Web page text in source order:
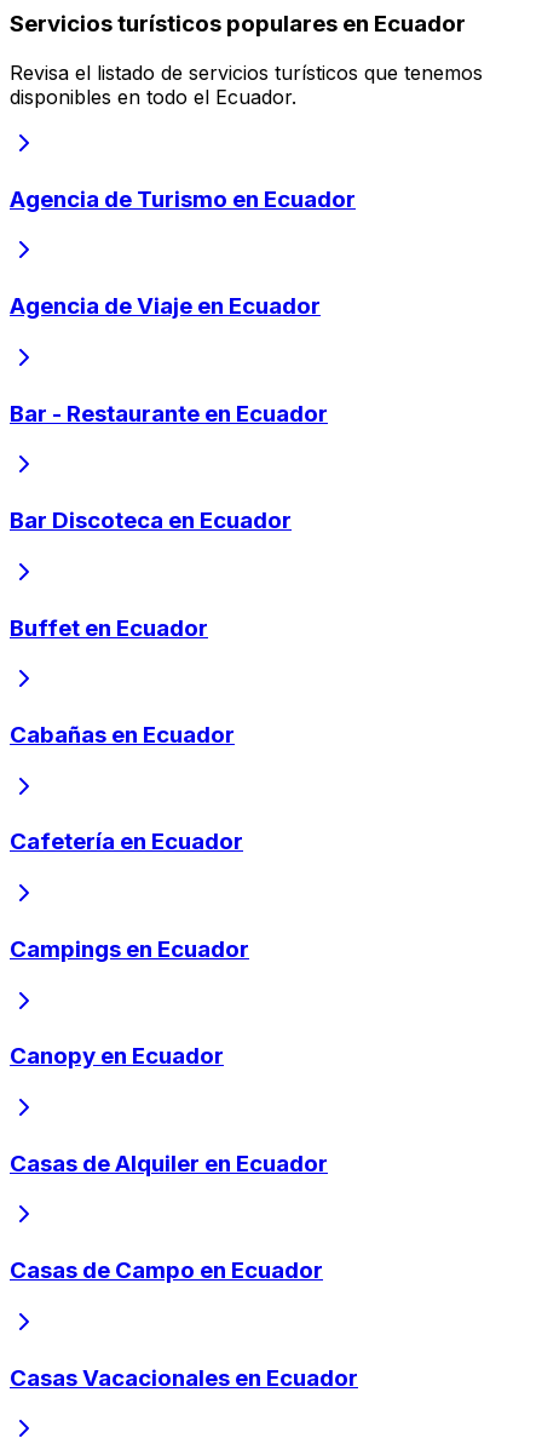
Servicios turísticos populares en Ecuador
Revisa el listado de servicios turísticos que tenemos
disponibles en todo el Ecuador.
Agencia de Turismo en Ecuador
Agencia de Viaje en Ecuador
Bar - Restaurante en Ecuador
Bar Discoteca en Ecuador
Buffet en Ecuador
Cabañas en Ecuador
Cafetería en Ecuador
Campings en Ecuador
Canopy en Ecuador
Casas de Alquiler en Ecuador
Casas de Campo en Ecuador
Casas Vacacionales en Ecuador